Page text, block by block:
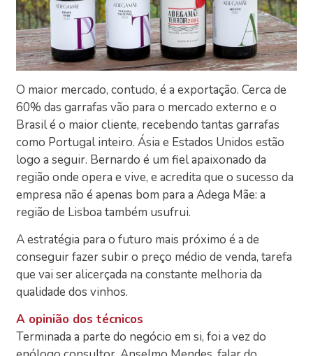
O maior mercado, contudo, é a exportação. Cerca de
60% das garrafas vão para o mercado externo e o
Brasil é o maior cliente, recebendo tantas garrafas
como Portugal inteiro. Ásia e Estados Unidos estão
logo a seguir. Bernardo é um fiel apaixonado da
região onde opera e vive, e acredita que o sucesso da
empresa não é apenas bom para a Adega Mãe: a
região de Lisboa também usufrui.
A estratégia para o futuro mais próximo é a de
conseguir fazer subir o preço médio de venda, tarefa
que vai ser alicerçada na constante melhoria da
qualidade dos vinhos.
A opinião dos técnicos
Terminada a parte do negócio em si, foi a vez do